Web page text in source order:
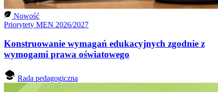
Nowość
Priorytety MEN 2026/2027
Konstruowanie wymagań edukacyjnych zgodnie z
wymogami prawa oświatowego
Rada pedagogiczna